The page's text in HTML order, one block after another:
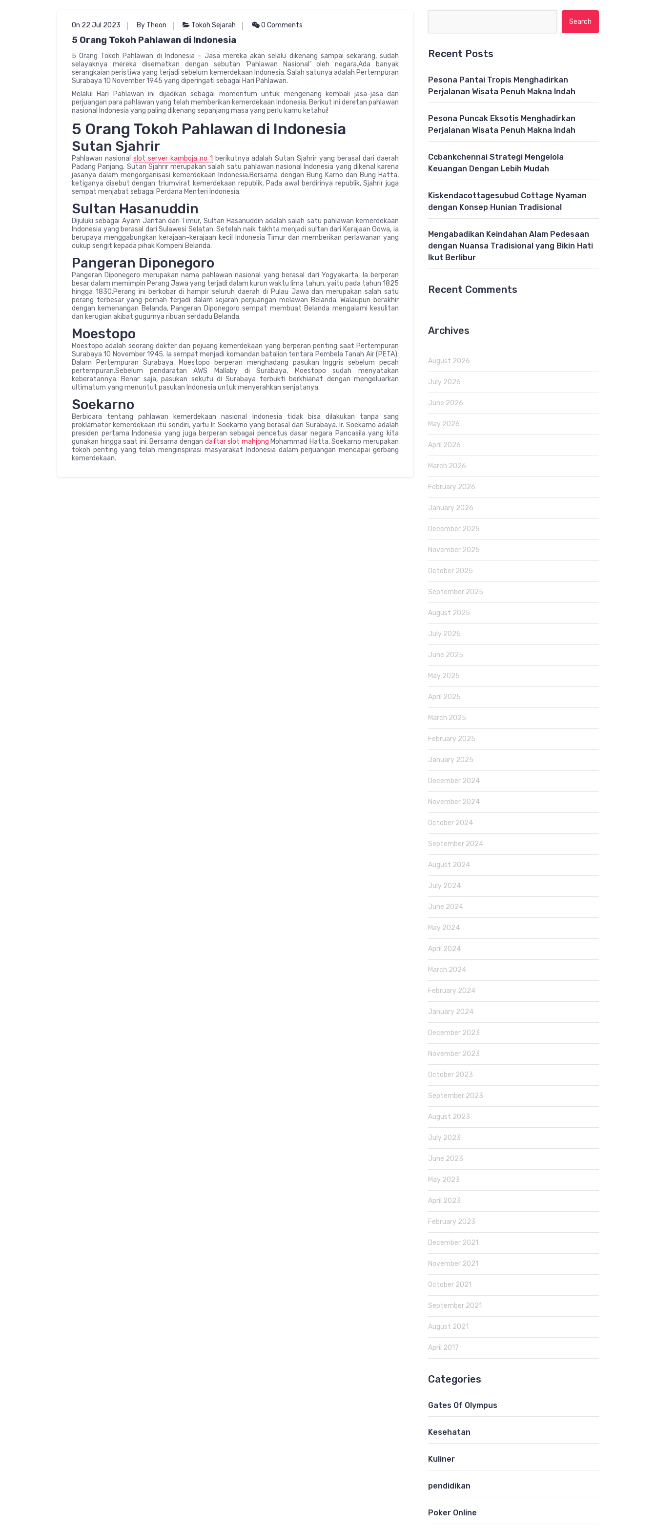
On 22 Jul 2023 By Theon Tokoh Sejarah 0 Comments
5 Orang Tokoh Pahlawan di Indonesia
5 Orang Tokoh Pahlawan di Indonesia – Jasa mereka akan selalu dikenang sampai sekarang, sudah
selayaknya mereka disematkan dengan sebutan ‘Pahlawan Nasional’ oleh negara.Ada banyak
serangkaian peristiwa yang terjadi sebelum kemerdekaan Indonesia. Salah satunya adalah Pertempuran
Surabaya 10 November 1945 yang diperingati sebagai Hari Pahlawan.
Melalui Hari Pahlawan ini dijadikan sebagai momentum untuk mengenang kembali jasa-jasa dan
perjuangan para pahlawan yang telah memberikan kemerdekaan Indonesia. Berikut ini deretan pahlawan
nasional Indonesia yang paling dikenang sepanjang masa yang perlu kamu ketahui!
5 Orang Tokoh Pahlawan di Indonesia
Sutan Sjahrir
Pahlawan nasional slot server kamboja no 1 berikutnya adalah Sutan Sjahrir yang berasal dari daerah
Padang Panjang. Sutan Sjahrir merupakan salah satu pahlawan nasional Indonesia yang dikenal karena
jasanya dalam mengorganisasi kemerdekaan Indonesia.Bersama dengan Bung Karno dan Bung Hatta,
ketiganya disebut dengan triumvirat kemerdekaan republik. Pada awal berdirinya republik, Sjahrir juga
sempat menjabat sebagai Perdana Menteri Indonesia.
Sultan Hasanuddin
Dijuluki sebagai Ayam Jantan dari Timur, Sultan Hasanuddin adalah salah satu pahlawan kemerdekaan
Indonesia yang berasal dari Sulawesi Selatan. Setelah naik takhta menjadi sultan dari Kerajaan Gowa, ia
berupaya menggabungkan kerajaan-kerajaan kecil Indonesia Timur dan memberikan perlawanan yang
cukup sengit kepada pihak Kompeni Belanda.
Pangeran Diponegoro
Pangeran Diponegoro merupakan nama pahlawan nasional yang berasal dari Yogyakarta. Ia berperan
besar dalam memimpin Perang Jawa yang terjadi dalam kurun waktu lima tahun, yaitu pada tahun 1825
hingga 1830.Perang ini berkobar di hampir seluruh daerah di Pulau Jawa dan merupakan salah satu
perang terbesar yang pernah terjadi dalam sejarah perjuangan melawan Belanda. Walaupun berakhir
dengan kemenangan Belanda, Pangeran Diponegoro sempat membuat Belanda mengalami kesulitan
dan kerugian akibat gugurnya ribuan serdadu Belanda.
Moestopo
Moestopo adalah seorang dokter dan pejuang kemerdekaan yang berperan penting saat Pertempuran
Surabaya 10 November 1945. Ia sempat menjadi komandan batalion tentara Pembela Tanah Air (PETA).
Dalam Pertempuran Surabaya, Moestopo berperan menghadang pasukan Inggris sebelum pecah
pertempuran.Sebelum pendaratan AWS Mallaby di Surabaya, Moestopo sudah menyatakan
keberatannya. Benar saja, pasukan sekutu di Surabaya terbukti berkhianat dengan mengeluarkan
ultimatum yang menuntut pasukan Indonesia untuk menyerahkan senjatanya.
Soekarno
Berbicara tentang pahlawan kemerdekaan nasional Indonesia tidak bisa dilakukan tanpa sang
proklamator kemerdekaan itu sendiri, yaitu Ir. Soekarno yang berasal dari Surabaya. Ir. Soekarno adalah
presiden pertama Indonesia yang juga berperan sebagai pencetus dasar negara Pancasila yang kita
gunakan hingga saat ini. Bersama dengan daftar slot mahjong Mohammad Hatta, Soekarno merupakan
tokoh penting yang telah menginspirasi masyarakat Indonesia dalam perjuangan mencapai gerbang
kemerdekaan.
Recent Posts
Pesona Pantai Tropis Menghadirkan
Perjalanan Wisata Penuh Makna Indah
Pesona Puncak Eksotis Menghadirkan
Perjalanan Wisata Penuh Makna Indah
Ccbankchennai Strategi Mengelola
Keuangan Dengan Lebih Mudah
Kiskendacottagesubud Cottage Nyaman
dengan Konsep Hunian Tradisional
Mengabadikan Keindahan Alam Pedesaan
dengan Nuansa Tradisional yang Bikin Hati
Ikut Berlibur
Recent Comments
Archives
August 2026
July 2026
June 2026
May 2026
April 2026
March 2026
February 2026
January 2026
December 2025
November 2025
October 2025
September 2025
August 2025
July 2025
June 2025
May 2025
April 2025
March 2025
February 2025
January 2025
December 2024
November 2024
October 2024
September 2024
August 2024
July 2024
June 2024
May 2024
April 2024
March 2024
February 2024
January 2024
December 2023
November 2023
October 2023
September 2023
August 2023
July 2023
June 2023
May 2023
April 2023
February 2023
December 2021
November 2021
October 2021
September 2021
August 2021
April 2017
Categories
Gates Of Olympus
Kesehatan
Kuliner
pendidikan
Poker Online